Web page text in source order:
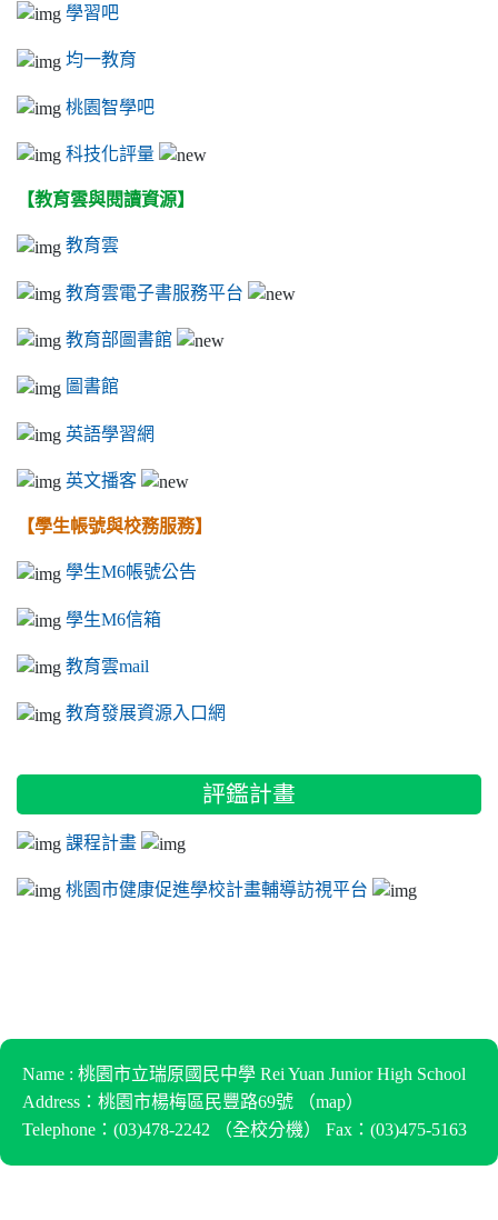
學習吧
均一教育
桃園智學吧
科技化評量
【教育雲與閱讀資源】
教育雲
教育雲電子書服務平台
教育部圖書館
圖書館
英語學習網
英文播客
【學生帳號與校務服務】
學生M6帳號公告
學生M6信箱
教育雲mail
教育發展資源入口網
評鑑計畫
課程計畫
桃園市健康促進學校計畫輔導訪視平台
Name : 桃園市立瑞原國民中學 Rei Yuan Junior High School
Address：桃園市楊梅區民豐路69號 （map）
Telephone：(03)478-2242 （全校分機） Fax：(03)475-5163